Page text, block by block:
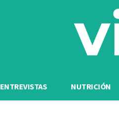
ENTREVISTAS NUTRICIÓN